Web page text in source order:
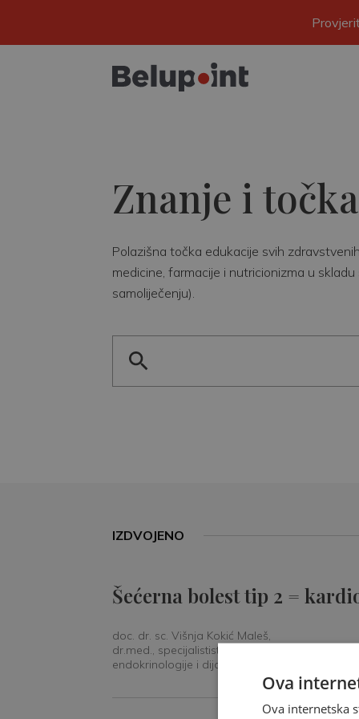
Znanje i točka
Polazišna točka edukacije svih
medicine, farmacije i nutricionizma u
samoliječenju).
IZDVOJENO
Šećerna bolest tip 2 =
doc. dr. sc. Višnja Kokić Maleš,
dr.med., specijalististica
endokrinologije i dijabetologije
Ova
Ova internetska